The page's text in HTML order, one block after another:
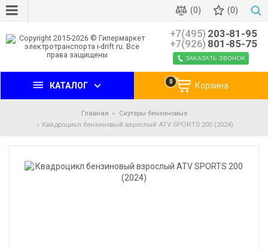
(0) (0)
+7(495) 203-81-95
+7(926) 801-85-75
ЗАКАЗАТЬ ЗВОНОК
КАТАЛОГ Корзина
0
Главная
Скутеры бензиновые
Квадроцикл бензиновый взрослый ATV SPORTS 200 (2024)